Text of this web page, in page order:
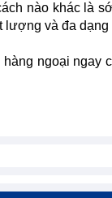
nào khác là
và đa dạng
ngoại ngay